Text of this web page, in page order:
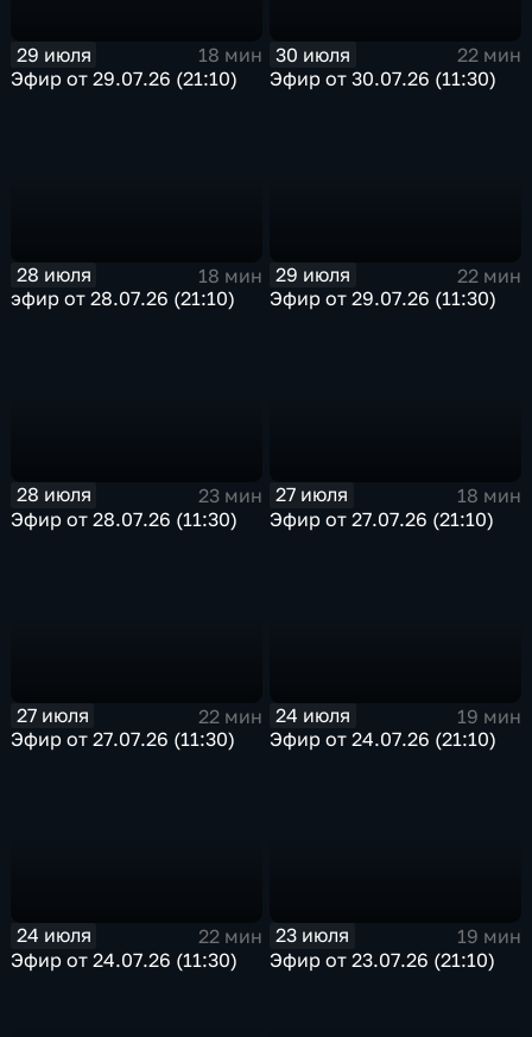
29 июля
18 мин
Эфир от 29.07.26 (21:10)
30 июля
22 мин
Эфир от 30.07.26 (11:30)
28 июля
18 мин
эфир от 28.07.26 (21:10)
29 июля
22 мин
Эфир от 29.07.26 (11:30)
28 июля
23 мин
Эфир от 28.07.26 (11:30)
27 июля
18 мин
Эфир от 27.07.26 (21:10)
27 июля
22 мин
Эфир от 27.07.26 (11:30)
24 июля
19 мин
Эфир от 24.07.26 (21:10)
24 июля
22 мин
Эфир от 24.07.26 (11:30)
23 июля
19 мин
Эфир от 23.07.26 (21:10)